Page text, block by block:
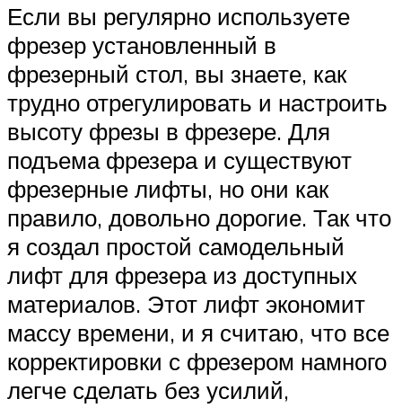
Если вы регулярно используете
фрезер установленный в
фрезерный стол, вы знаете, как
трудно отрегулировать и настроить
высоту фрезы в фрезере. Для
подъема фрезера и существуют
фрезерные лифты, но они как
правило, довольно дорогие. Так что
я создал простой самодельный
лифт для фрезера из доступных
материалов. Этот лифт экономит
массу времени, и я считаю, что все
корректировки с фрезером намного
легче сделать без усилий,